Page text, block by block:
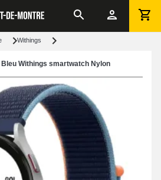
Withings
Withings smartwatch Nylon